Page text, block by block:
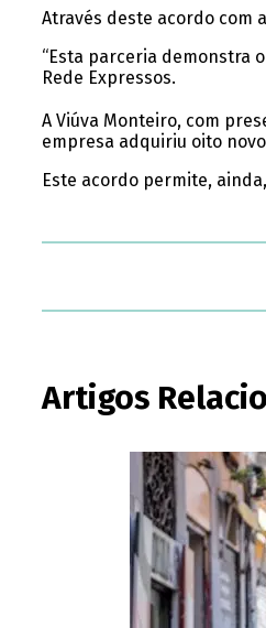
Através deste acordo com
“Esta parceria demonstra
Rede Expressos.
A Viúva Monteiro, com
empresa adquiriu oito
Este acordo permite,
Artigos